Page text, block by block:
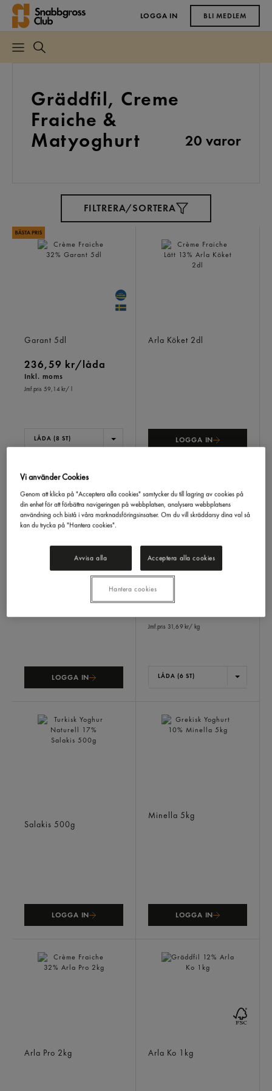
LOGGA IN BLI MEDLEM
Gräddfil, Creme
Fraiche &
Matyoghurt
20 varor
FILTRERA/SORTERA
Garant 5dl
236,59 kr/låda
Inkl. moms
Jmf.pris 59,14 kr/ l
LÅDA (8 ST)
Arla Köket 2dl
LOGGA IN
Gräddfil 12%
LOGGA IN
Salakis
190,16 kr/låda
Jmf.pris 31,69 kr/ kg
LÅDA (6 ST)
Salakis 500g
LOGGA IN
Minella 5kg
LOGGA IN
Arla Pro 2kg Arla Ko 1kg
Vi använder Cookies
Genom att klicka på "Acceptera alla cookies" samtycker du till lagring av cookies på
din enhet för att förbättra navigeringen på webbplatsen, analysera webbplatsens
användning och bistå i våra marknadsföringsinsatser. Om du vill skräddarsy dina val så
kan du trycka på "Hantera cookies".
Avvisa alla Acceptera alla cookies
Hantera cookies